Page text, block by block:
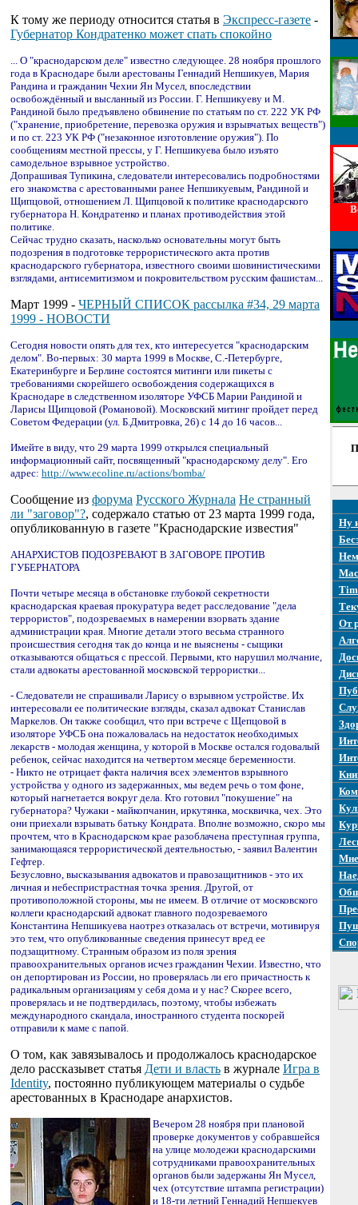
К тому же периоду относится статья в Экспресс-газете -
Губернатор Кондратенко может спать спокойно
... О "краснодарском деле" известно следующее. 28 ноября прошлого
года в Краснодаре были арестованы Геннадий Непшикуев, Мария
Рандина и гражданин Чехии Ян Мусел, впоследствии
освобождённый и высланный из России. Г. Непшикуеву и М.
Рандиной было предъявлено обвинение по статьям по ст. 222 УК РФ
("хранение, приобретение, перевозка оружия и взрывчатых веществ")
и по ст. 223 УК РФ ("незаконное изготовление оружия"). По
сообщениям местной прессы, у Г. Непшикуева было изъято
самодельное взрывное устройство.
Допрашивая Тупикина, следователи интересовались подробностями
его знакомства с арестованными ранее Непшикуевым, Рандиной и
Щипцовой, отношением Л. Щипцовой к политике краснодарского
губернатора Н. Кондратенко и планах противодействия этой
политике.
Сейчас трудно сказать, насколько основательны могут быть
подозрения в подготовке террористического акта против
краснодарского губернатора, известного своими шовинистическими
взглядами, антисемитизмом и покровительством русским фашистам...
Март 1999 - ЧЕРНЫЙ СПИСОК рассылка #34, 29 марта
1999 - НОВОСТИ
Сегодня новости опять для тех, кто интересуется "краснодарским
делом". Во-первых: 30 марта 1999 в Москве, С.-Петербурге,
Екатеринбурге и Берлине состоятся митинги или пикеты с
требованиями скорейшего освобождения содержащихся в
Краснодаре в следственном изоляторе УФСБ Марии Рандиной и
Ларисы Щипцовой (Романовой). Московский митинг пройдет перед
Советом Федерации (ул. Б.Дмитровка, 26) с 14 до 16 часов...
Имейте в виду, что 29 марта 1999 открылся специальный
информационный сайт, посвященный "краснодарскому делу". Его
адрес: http://www.ecoline.ru/actions/bomba/
Сообщение из форума Русского Журнала Не странный
ли "заговор"?, содержало статью от 23 марта 1999 года,
опубликованную в газете "Краснодарские известия"
АНАРХИСТОВ ПОДОЗРЕВАЮТ В ЗАГОВОРЕ ПРОТИВ
ГУБЕРНАТОРА
Почти четыре месяца в обстановке глубокой секретности
краснодарская краевая прокуратура ведет расследование "дела
террористов", подозреваемых в намерении взорвать здание
администрации края. Многие детали этого весьма странного
происшествия сегодня так до конца и не выяснены - сыщики
отказываются общаться с прессой. Первыми, кто нарушил молчание,
стали адвокаты арестованной московской террористки...
- Следователи не спрашивали Ларису о взрывном устройстве. Их
интересовали ее политические взгляды, сказал адвокат Станислав
Маркелов. Он также сообщил, что при встрече с Щепцовой в
изоляторе УФСБ она пожаловалась на недостаток необходимых
лекарств - молодая женщина, у которой в Москве остался годовалый
ребенок, сейчас находится на четвертом месяце беременности.
- Никто не отрицает факта наличия всех элементов взрывного
устройства у одного из задержанных, мы ведем речь о том фоне,
который нагнетается вокруг дела. Кто готовил "покушение" на
губернатора? Чужаки - майкопчанин, иркутянка, москвичка, чех. Это
они приехали взрывать батьку Кондрата. Вполне возможно, скоро мы
прочтем, что в Краснодарском крае разоблачена преступная группа,
занимающаяся террористической деятельностью, - заявил Валентин
Гефтер.
Безусловно, высказывания адвокатов и правозащитников - это их
личная и небеспристрастная точка зрения. Другой, от
противоположной стороны, мы не имеем. В отличие от московского
коллеги краснодарский адвокат главного подозреваемого
Константина Непшикуева наотрез отказалась от встречи, мотивируя
это тем, что опубликованные сведения принесут вред ее
подзащитному. Странным образом из поля зрения
правоохранительных органов исчез гражданин Чехии. Известно, что
он депортирован из России, но проверялась ли его причастность к
радикальным организациям у себя дома и у нас? Скорее всего,
проверялась и не подтвердилась, поэтому, чтобы избежать
международного скандала, иностранного студента поскорей
отправили к маме с папой.
О том, как завязывалось и продолжалось краснодарское
дело рассказывет статья Дети и власть в журнале Игра в
Identity, постоянно публикующем материалы о судьбе
арестованных в Краснодаре анархистов.
Вечером 28 ноября при плановой
проверке документов у собравшейся
на улице молодежи краснодарскими
сотрудниками правоохранительных
органов были задержаны Ян Мусел,
чех (отсутствие штампа регистрации)
и 18-ти летний Геннадий Непшекуев
Ну
От